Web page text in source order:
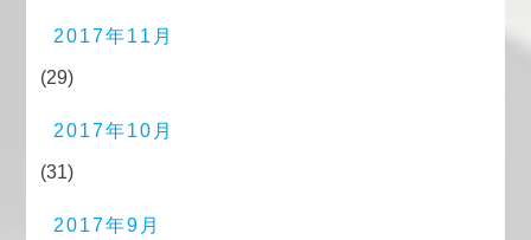
2017年11月
(29)
2017年10月
(31)
2017年9月